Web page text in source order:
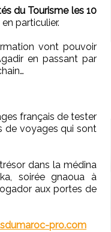
du Tourisme les 10
particulier.
vont pouvoir
en passant par
français de tester
de voyages qui sont
dans la médina
soirée gnaoua à
aux portes de
pro.com